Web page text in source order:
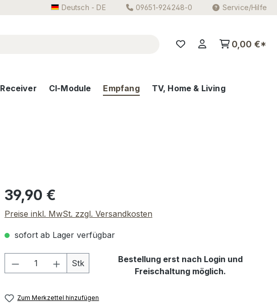
Deutsch - DE 09651-924248-0 Service/Hilfe
0,00 €*
Receiver CI-Module Empfang TV, Home & Living
Regulärer Preis:
39,90 €
Preise inkl. MwSt. zzgl. Versandkosten
sofort ab Lager verfügbar
Produkt Anzahl: Gib den gewünschten Wert
Stk
Bestellung erst nach Login und
Freischaltung möglich.
Zum Merkzettel hinzufügen